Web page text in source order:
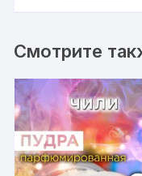
Смотрите